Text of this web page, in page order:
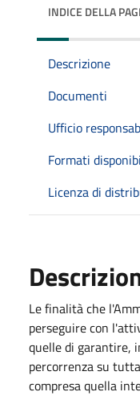
INDICE DELLA
Descrizione
Documenti
Ufficio
Formati
Licenza di
Le finalità che
perseguire con
quelle di garantire,
percorrenza su
compresa quella